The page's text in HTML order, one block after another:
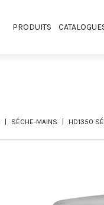
PRODUITS
SÉCHE-MAINS HD1350